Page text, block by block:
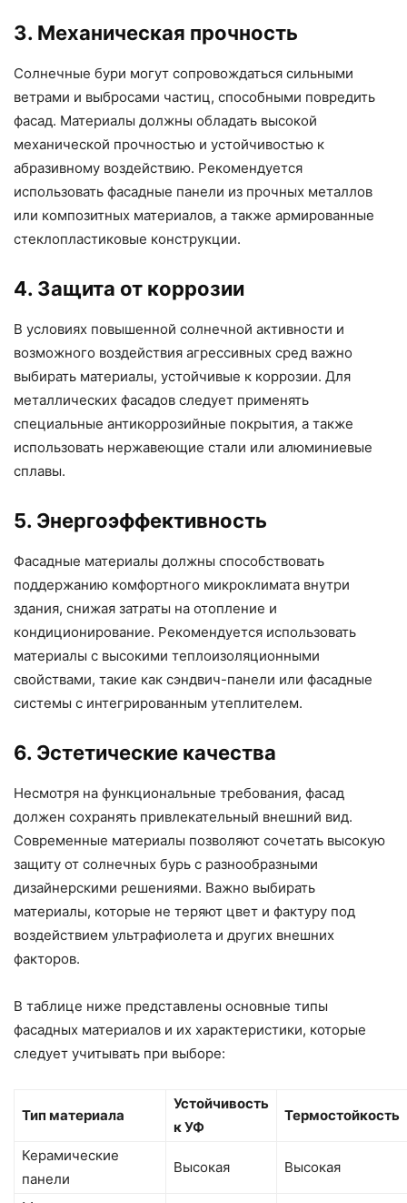
3. Механическая прочность
Солнечные бури могут сопровождаться сильными
ветрами и выбросами частиц, способными повредить
фасад. Материалы должны обладать высокой
механической прочностью и устойчивостью к
абразивному воздействию. Рекомендуется
использовать фасадные панели из прочных металлов
или композитных материалов, а также армированные
стеклопластиковые конструкции.
4. Защита от коррозии
В условиях повышенной солнечной активности и
возможного воздействия агрессивных сред важно
выбирать материалы, устойчивые к коррозии. Для
металлических фасадов следует применять
специальные антикоррозийные покрытия, а также
использовать нержавеющие стали или алюминиевые
сплавы.
5. Энергоэффективность
Фасадные материалы должны способствовать
поддержанию комфортного микроклимата внутри
здания, снижая затраты на отопление и
кондиционирование. Рекомендуется использовать
материалы с высокими теплоизоляционными
свойствами, такие как сэндвич-панели или фасадные
системы с интегрированным утеплителем.
6. Эстетические качества
Несмотря на функциональные требования, фасад
должен сохранять привлекательный внешний вид.
Современные материалы позволяют сочетать высокую
защиту от солнечных бурь с разнообразными
дизайнерскими решениями. Важно выбирать
материалы, которые не теряют цвет и фактуру под
воздействием ультрафиолета и других внешних
факторов.
В таблице ниже представлены основные типы
фасадных материалов и их характеристики, которые
следует учитывать при выборе:
Тип материала
Устойчивость
к УФ
Термостойкость
Керамические
панели
Высокая Высокая